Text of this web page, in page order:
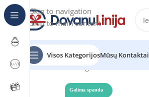
Skip to navigation
Skip to main content
Visos KategorijosMūsų Kontaktai
Pradžia Katalogas
Galima spauda